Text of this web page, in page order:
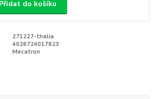
Přidat do košíku
271227-thalia
4026724017823
Mecatron